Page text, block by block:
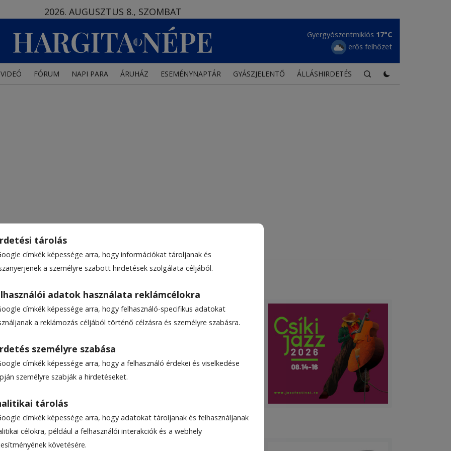
tárolás
címkék képessége arra, hogy információkat tároljanak és
a személyre szabott hirdetések szolgálata céljából.
adatok használata reklámcélokra
címkék képessége arra, hogy felhasználó-specifikus adatokat
a reklámozás céljából történő célzásra és személyre szabásra.
személyre szabása
címkék képessége arra, hogy a felhasználó érdekei és viselkedése
személyre szabják a hirdetéseket.
tárolás
címkék képessége arra, hogy adatokat tároljanak és felhasználjanak
célokra, például a felhasználói interakciók és a webhely
követésére.
2026. AUGUSZTUS 8., SZOMBAT
Gyergyószentmiklós 17°C
erős felhőzet
VIDEÓ FÓRUM NAPI PARA ÁRUHÁZ ESEMÉNYNAPTÁR GYÁSZJELENTŐ ÁLLÁSHIRDETÉS
heti műsora